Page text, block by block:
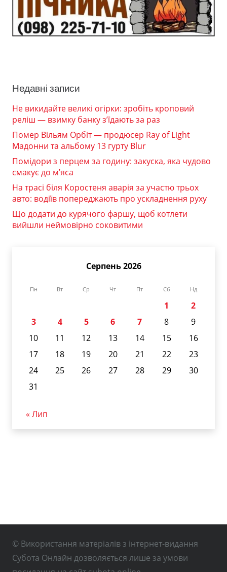
Недавні записи
Не викидайте великі огірки: зробіть кроповий
реліш — взимку банку з’їдають за раз
Помер Вільям Орбіт — продюсер Ray of Light
Мадонни та альбому 13 гурту Blur
Помідори з перцем за годину: закуска, яка чудово
смакує до м’яса
На трасі біля Коростеня аварія за участю трьох
авто: водіїв попереджають про ускладнення руху
Що додати до курячого фаршу, щоб котлети
вийшли неймовірно соковитими
Серпень 2026
Пн Вт Ср Чт Пт Сб Нд
1
2
3
4 5 6 7 8
9
10
11 12 13 14 15
16
17
18 19 20 21 22
23
24
25 26 27 28 29
30
31
« Лип
© Використання матеріалів з інтернет-видання
Субота Онлайн дозволяється лише за умови